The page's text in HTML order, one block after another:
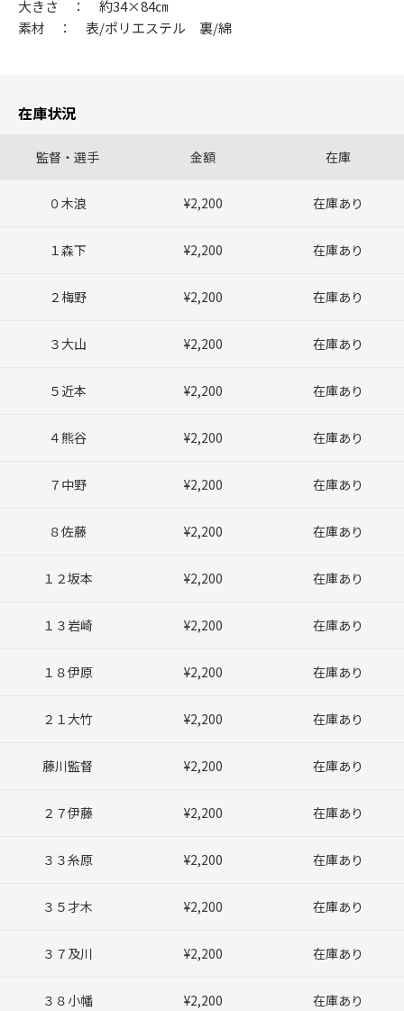
大きさ ： 約34×84㎝
素材 ： 表/ポリエステル 裏/綿
在庫状況
監督・選手 金額 在庫
０木浪 ¥2,200 在庫あり
１森下 ¥2,200 在庫あり
２梅野 ¥2,200 在庫あり
３大山 ¥2,200 在庫あり
５近本 ¥2,200 在庫あり
４熊谷 ¥2,200 在庫あり
７中野 ¥2,200 在庫あり
８佐藤 ¥2,200 在庫あり
１２坂本 ¥2,200 在庫あり
１３岩崎 ¥2,200 在庫あり
１８伊原 ¥2,200 在庫あり
２１大竹 ¥2,200 在庫あり
藤川監督 ¥2,200 在庫あり
２７伊藤 ¥2,200 在庫あり
３３糸原 ¥2,200 在庫あり
３５才木 ¥2,200 在庫あり
３７及川 ¥2,200 在庫あり
３８小幡 ¥2,200 在庫あり